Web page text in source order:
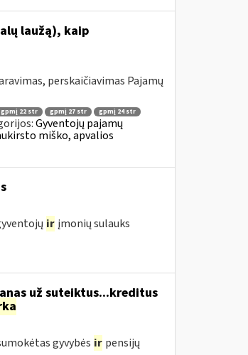
laužą), kaip
perskaičiavimas Pajamų
gpmį 22 str gpmį 27 str
gpmį 24 str
Gyventojų pajamų
miško, apvalios
ir įmonių sulauks
už suteiktus...kreditus
gyvybės ir pensijų